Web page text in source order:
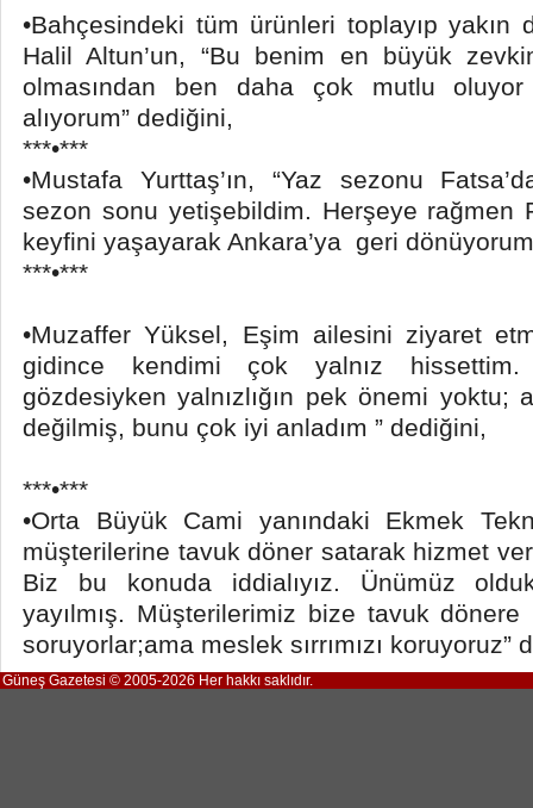
•Bahçesindeki tüm ürünleri toplayıp yakın
Halil Altun’un, “Bu benim en büyük
olmasından ben daha çok mutlu
alıyorum” dediğini,
***•***
•Mustafa Yurttaş’ın, “Yaz sezonu
sezon sonu yetişebildim. Herşeye rağmen
keyfini yaşayarak Ankara’ya geri
***•***
•Muzaffer Yüksel, Eşim ailesini ziyaret
gidince kendimi çok yalnız hissettim.
gözdesiyken yalnızlığın pek önemi yoktu;
değilmiş, bunu çok iyi anladım ” dediğini,
***•***
•Orta Büyük Cami yanındaki Ekmek
müşterilerine tavuk döner satarak hizmet
Biz bu konuda iddialıyız. Ünümüz
yayılmış. Müşterilerimiz bize tavuk dönere
soruyorlar;ama meslek sırrımızı koruyoruz”
Güneş Gazetesi © 2005-2026 Her hakkı saklıdır.